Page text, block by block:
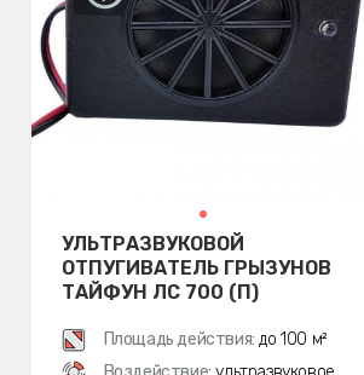
УЛЬТРАЗВУКОВОЙ
ОТПУГИВАТЕЛЬ ГРЫЗУНОВ
ТАЙФУН ЛС 700 (П)
Площадь действия: до 100 м²